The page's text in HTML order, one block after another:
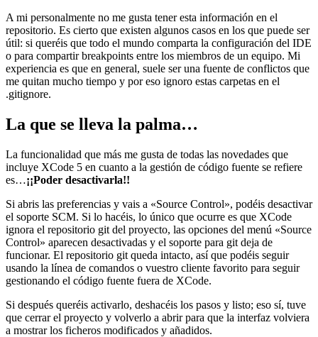
A mi personalmente no me gusta tener esta información en el
repositorio. Es cierto que existen algunos casos en los que puede ser
útil: si queréis que todo el mundo comparta la configuración del IDE
o para compartir breakpoints entre los miembros de un equipo. Mi
experiencia es que en general, suele ser una fuente de conflictos que
me quitan mucho tiempo y por eso ignoro estas carpetas en el
.gitignore.
La que se lleva la palma…
La funcionalidad que más me gusta de todas las novedades que
incluye XCode 5 en cuanto a la gestión de código fuente se refiere
es…¡¡Poder desactivarla!!
Si abris las preferencias y vais a «Source Control», podéis desactivar
el soporte SCM. Si lo hacéis, lo único que ocurre es que XCode
ignora el repositorio git del proyecto, las opciones del menú «Source
Control» aparecen desactivadas y el soporte para git deja de
funcionar. El repositorio git queda intacto, así que podéis seguir
usando la línea de comandos o vuestro cliente favorito para seguir
gestionando el código fuente fuera de XCode.
Si después queréis activarlo, deshacéis los pasos y listo; eso sí, tuve
que cerrar el proyecto y volverlo a abrir para que la interfaz volviera
a mostrar los ficheros modificados y añadidos.